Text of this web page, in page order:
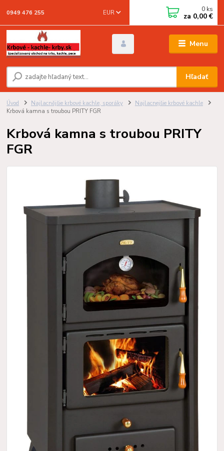
Menu
EUR
Hľadať
0949 476 255 0 ks
za 0,00 €
Úvod Najlacnějšie krbové kachle, sporáky
Najlacnejšie krbové kachle
Krbová kamna s troubou PRITY FGR
Krbová kamna s troubou PRITY
FGR